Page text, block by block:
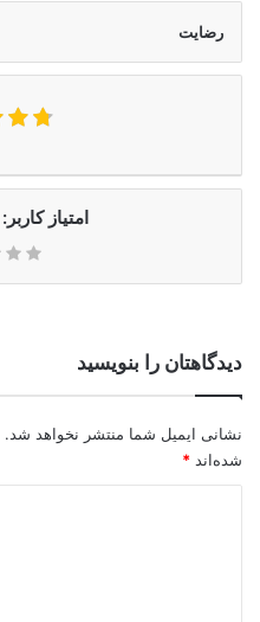
رضایت
امتیاز کاربر:
دیدگاهتان را بنویسید
نشانی ایمیل شما منتشر نخواهد شد.
شده‌اند *